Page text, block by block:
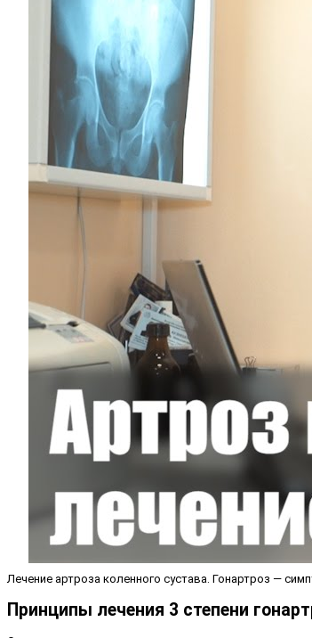
Лечение артроза коленного сустава. Гонартроз —
Принципы лечения 3 степени